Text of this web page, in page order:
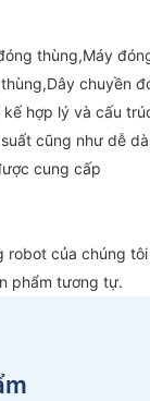
thùng,Máy
chuyền
hợp lý và cấu
cũng như dễ
cung cấp
robot của chúng
phẩm tương tự.